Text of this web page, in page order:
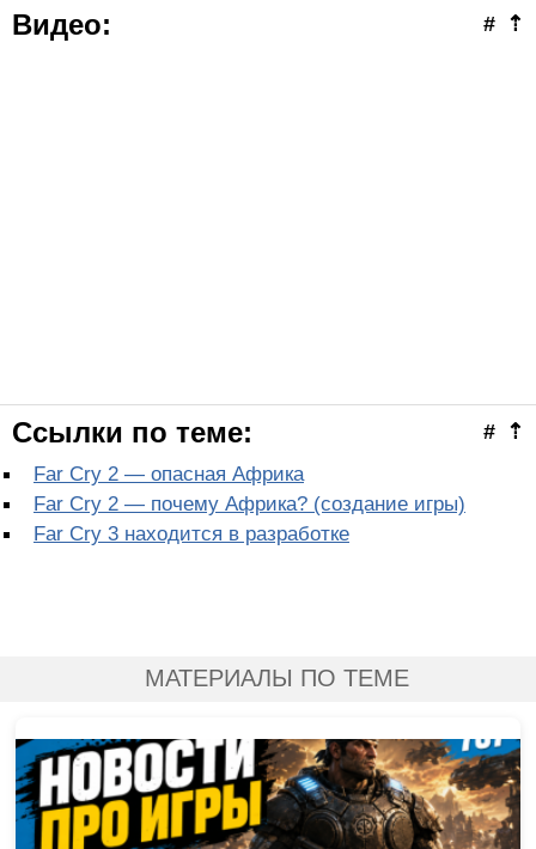
⇡
#
Видео:
⇡
#
Ссылки по теме:
Far Cry 2 — опасная Африка
Far Cry 2 — почему Африка? (создание игры)
Far Cry 3 находится в разработке
МАТЕРИАЛЫ ПО ТЕМЕ